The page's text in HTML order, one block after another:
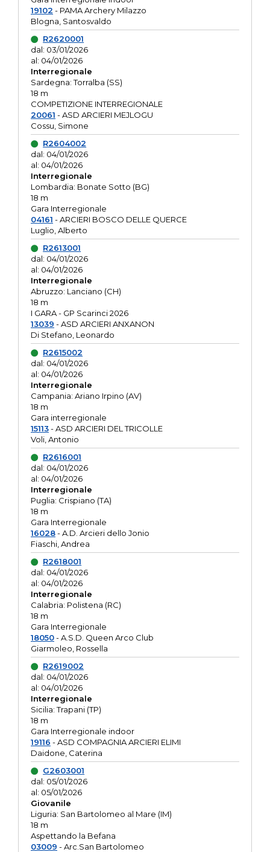
19102 - PAMA Archery Milazzo
Blogna, Santosvaldo
R2620001
dal: 03/01/2026
al: 04/01/2026
Interregionale
Sardegna: Torralba (SS)
18 m
COMPETIZIONE INTERREGIONALE
20061 - ASD ARCIERI MEJLOGU
Cossu, Simone
R2604002
dal: 04/01/2026
al: 04/01/2026
Interregionale
Lombardia: Bonate Sotto (BG)
18 m
Gara Interregionale
04161 - ARCIERI BOSCO DELLE QUERCE
Luglio, Alberto
R2613001
dal: 04/01/2026
al: 04/01/2026
Interregionale
Abruzzo: Lanciano (CH)
18 m
I GARA - GP Scarinci 2026
13039 - ASD ARCIERI ANXANON
Di Stefano, Leonardo
R2615002
dal: 04/01/2026
al: 04/01/2026
Interregionale
Campania: Ariano Irpino (AV)
18 m
Gara interregionale
15113- ASD ARCIERI DEL TRICOLLE
Voli, Antonio
R2616001
dal: 04/01/2026
al: 04/01/2026
Interregionale
Puglia: Crispiano (TA)
18 m
Gara Interregionale
16028- A.D. Arcieri dello Jonio
Fiaschi, Andrea
R2618001
dal: 04/01/2026
al: 04/01/2026
Interregionale
Calabria: Polistena (RC)
18 m
Gara Interregionale
18050- A.S.D. Queen Arco Club
Giarmoleo, Rossella
R2619002
dal: 04/01/2026
al: 04/01/2026
Interregionale
Sicilia: Trapani (TP)
18 m
Gara Interregionale indoor
19116 - ASD COMPAGNIA ARCIERI ELIMI
Daidone, Caterina
G2603001
dal: 05/01/2026
al: 05/01/2026
Giovanile
Liguria: San Bartolomeo al Mare (IM)
18 m
Aspettando la Befana
03009 - Arc.San Bartolomeo